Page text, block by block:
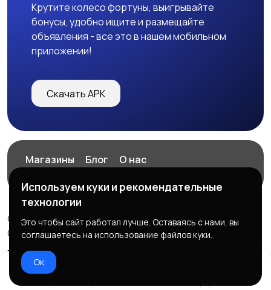
Крутите колесо фортуны, выигрывайте
бонусы, удобно ищите и размещайте
объявления - все это в нашем мобильном
приложении!
Скачать APK
Магазины Блог
О нас
© 2026 ExZz.ru - Маркетплейс Экспресс Заказ
ООО "ЭКЗЗ", ОГРН: 888333777444
Правила сервиса
Используем куки и рекомендательные
технологии
Это чтобы сайт работал лучше. Оставаясь с нами, вы
соглашаетесь на использование файлов куки.
Ок